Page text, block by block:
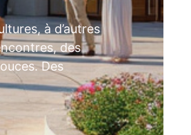
à d’autres
des
Des